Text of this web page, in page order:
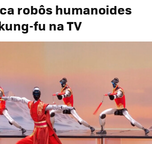
robôs humanoides
fu na TV